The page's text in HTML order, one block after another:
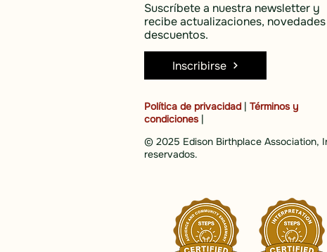
Suscríbete a nuestra newsletter y
recibe actualizaciones,
descuentos.
Inscribirse
Política de privacidad | Términos y
condiciones |
© 2025 Edison Birthplace Association,
reservados.